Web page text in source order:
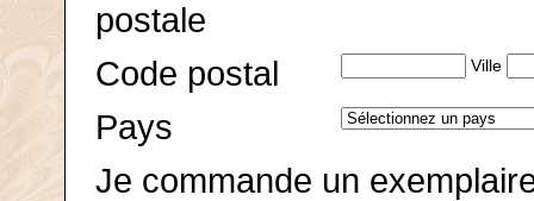
postale
Code postal
Ville
Pays
Je commande un